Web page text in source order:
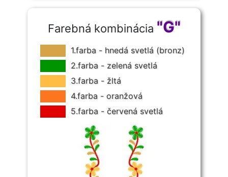
Farebná kombinácia "G"
1.farba - hnedá svetlá (bronz)
2.farba - zelená svetlá
3.farba - žltá
4.farba - oranžová
5.farba - červená svetlá